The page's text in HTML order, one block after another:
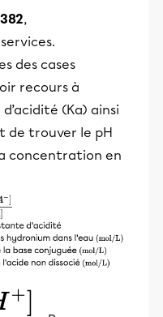
,
des cases
recours à
(Ka) ainsi
de trouver le pH
concentration en